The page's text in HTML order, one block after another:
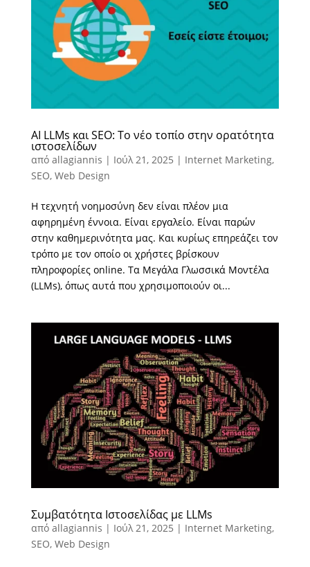
AI LLMs και SEO: Το νέο τοπίο στην ορατότητα
ιστοσελίδων
από allagiannis | Ιούλ 21, 2025 | Internet Marketing,
SEO, Web Design
Η τεχνητή νοημοσύνη δεν είναι πλέον μια
αφηρημένη έννοια. Είναι εργαλείο. Είναι παρών
στην καθημερινότητα μας. Και κυρίως επηρεάζει τον
τρόπο με τον οποίο οι χρήστες βρίσκουν
πληροφορίες online. Τα Μεγάλα Γλωσσικά Μοντέλα
(LLMs), όπως αυτά που χρησιμοποιούν οι...
Συμβατότητα Ιστοσελίδας με LLMs
από allagiannis | Ιούλ 21, 2025 | Internet Marketing,
SEO, Web Design